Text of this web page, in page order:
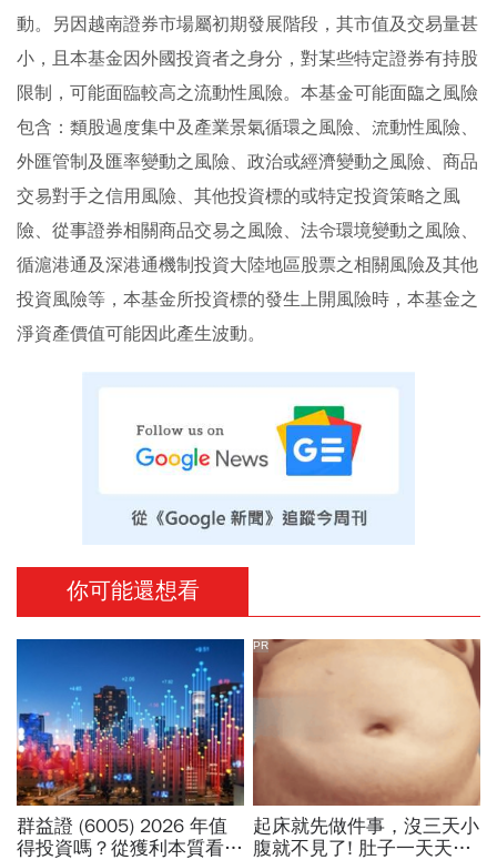
動。另因越南證券市場屬初期發展階段，其市值及交易量甚
小，且本基金因外國投資者之身分，對某些特定證券有持股
限制，可能面臨較高之流動性風險。本基金可能面臨之風險
包含：類股過度集中及產業景氣循環之風險、流動性風險、
外匯管制及匯率變動之風險、政治或經濟變動之風險、商品
交易對手之信用風險、其他投資標的或特定投資策略之風
險、從事證券相關商品交易之風險、法令環境變動之風險、
循滬港通及深港通機制投資大陸地區股票之相關風險及其他
投資風險等，本基金所投資標的發生上開風險時，本基金之
淨資產價值可能因此產生波動。
你可能還想看
群益證 (6005) 2026 年值
得投資嗎？從獲利本質看價
起床就先做件事，沒三天小
腹就不見了! 肚子一天天變
PR